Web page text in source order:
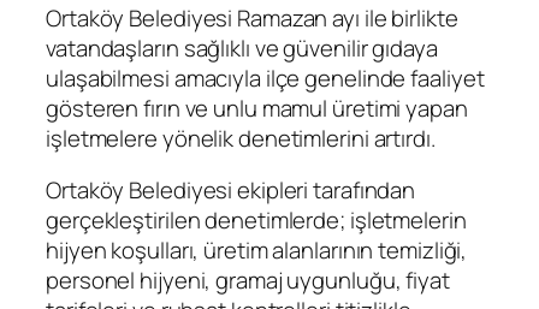
Ortaköy Belediyesi Ramazan ayı ile birlikte
vatandaşların sağlıklı ve güvenilir gıdaya
ulaşabilmesi amacıyla ilçe genelinde faaliyet
gösteren fırın ve unlu mamul üretimi yapan
işletmelere yönelik denetimlerini artırdı.
Ortaköy Belediyesi ekipleri tarafından
gerçekleştirilen denetimlerde; işletmelerin
hijyen koşulları, üretim alanlarının temizliği,
personel hijyeni, gramaj uygunluğu, fiyat